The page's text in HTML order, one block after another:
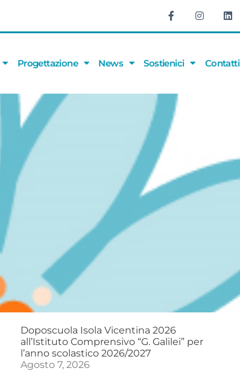
Progettazione News Sostienici Contatti
Doposcuola Isola Vicentina 2026
all’Istituto Comprensivo “G. Galilei” per
l’anno scolastico 2026/2027
Agosto 7, 2026